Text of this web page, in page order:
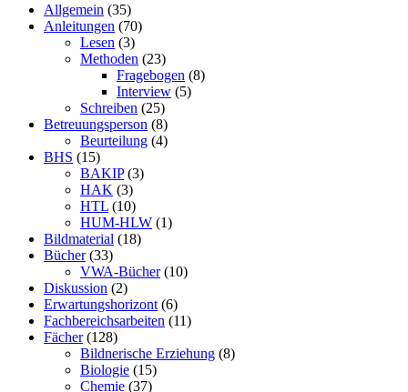
Allgemein (35)
Anleitungen (70)
Lesen (3)
Methoden (23)
Fragebogen (8)
Interview (5)
Schreiben (25)
Betreuungsperson (8)
Beurteilung (4)
BHS (15)
BAKIP(3)
HAK (3)
HTL (10)
HUM-HLW (1)
Bildmaterial (18)
Bücher(33)
VWA-Bücher(10)
Diskussion (2)
Erwartungshorizont (6)
Fachbereichsarbeiten (11)
Fächer(128)
Bildnerische Erziehung (8)
Biologie (15)
Chemie (37)